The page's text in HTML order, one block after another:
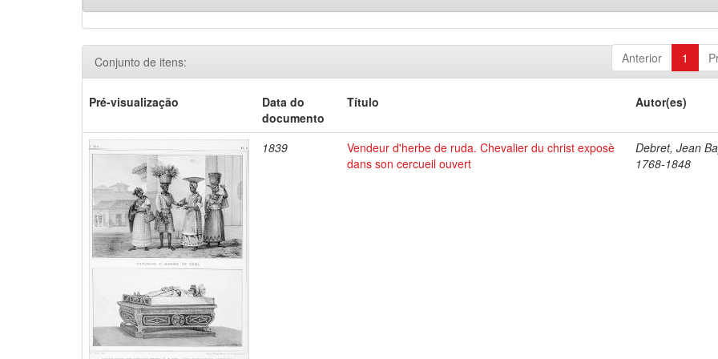
Anterior 1
Conjunto de itens:
Pré-visualização
Data do
documento
Título Autor(es)
1839
Vendeur d'herbe de ruda. Chevalier du christ exposè
dans son cercueil ouvert
Debret, Jean
1768-1848